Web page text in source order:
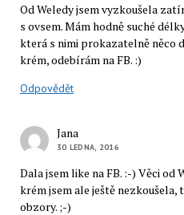
Od Weledy jsem vyzkoušela
s ovsem. Mám hodně suché
která s nimi prokazatelně něco
krém, odebírám na FB. :)
Odpovědět
Jana
30 LEDNA, 2016
Dala jsem like na FB. :-) Věci od
krém jsem ale ještě
obzory. ;-)